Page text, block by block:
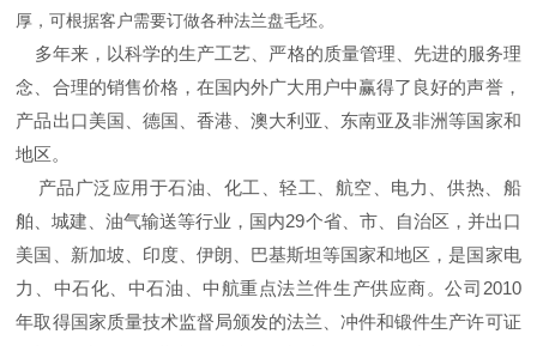
厚，可根据客户需要订做各种法兰盘毛坯。
多年来，以科学的生产工艺、严格的质量管理、先进的服务理
念、合理的销售价格，在国内外广大用户中赢得了良好的声誉，
产品出口美国、德国、香港、澳大利亚、东南亚及非洲等国家和
地区。
产品广泛应用于石油、化工、轻工、航空、电力、供热、船
舶、城建、油气输送等行业，国内29个省、市、自治区，并出口
美国、新加坡、印度、伊朗、巴基斯坦等国家和地区，是国家电
力、中石化、中石油、中航重点法兰件生产供应商。公司2010
年取得国家质量技术监督局颁发的法兰、冲件和锻件生产许可证